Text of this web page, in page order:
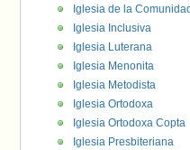
Iglesia de la
Iglesia Inclusiva
Iglesia Luterana
Iglesia Menonita
Iglesia Metodista
Iglesia Ortodoxa
Iglesia Ortodoxa Copta
Iglesia Presbiteriana